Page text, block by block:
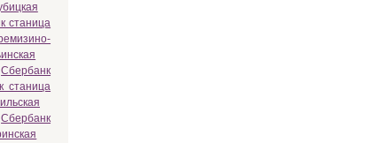
станица
Сбербанк
станица
Сбербанк